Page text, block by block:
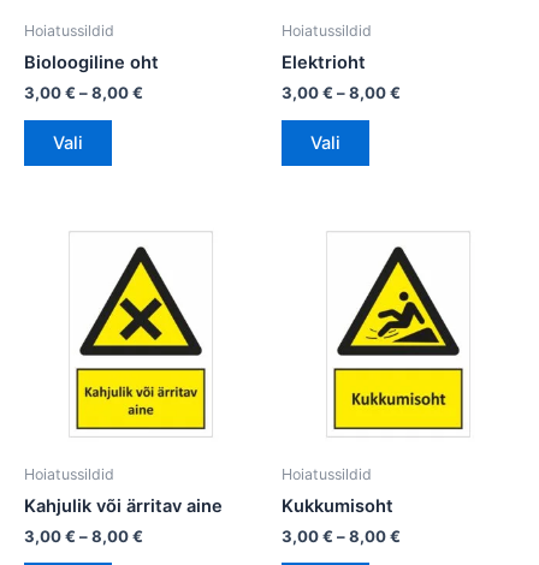
Hoiatussildid
Bioloogiline oht
3,00€ –8,00€
Vali
Hoiatussildid
Elektrioht
3,00€ –8,00€
Vali
Hoiatussildid
Kahjulik või ärritav aine
3,00€ –8,00€
Hinnavahemik:
3,00 €
kuni
8,00 €
Sellel
tootel
on
mitu
varianti.
Valikuid
saab
teha
Hoiatussildid
Kukkumisoht
3,00€ –8,00€
Hinnavahemik:
3,00 €
kuni
8,00 €
Sellel
tootel
on
mitu
varianti.
Valikuid
saab
teha